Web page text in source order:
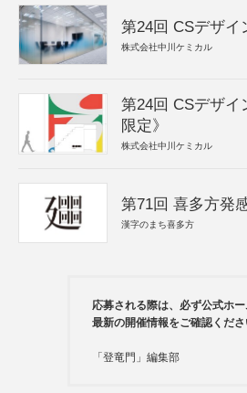
第24回 CSデザイ
株式会社中川ケミカル
第24回 CSデザイ
限定》
株式会社中川ケミカル
第71回 喜多方発
漢字のまち喜多方
応募される際は、必ず公式ホ
最新の開催情報をご確認くださ
「登竜門」編集部